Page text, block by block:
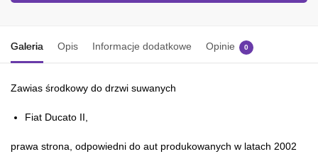
Galeria Opis Informacje dodatkowe Opinie 0
Zawias środkowy do drzwi suwanych
Fiat Ducato II,
prawa strona, odpowiedni do aut produkowanych w latach 2002